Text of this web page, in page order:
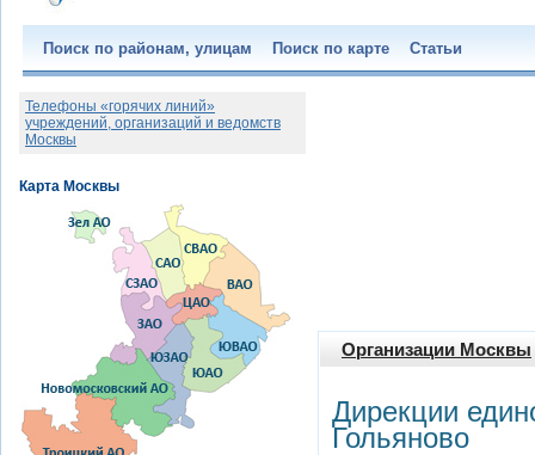
Поиск по районам, улицам Поиск по карте Статьи
Организации Москвы
Дирекции
Гольяново
Телефоны «горячих линий»
учреждений, организаций и ведомств
Москвы